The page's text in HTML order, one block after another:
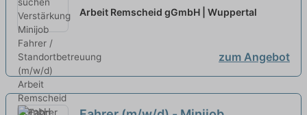
Fahrer / Standortbetreuung
Arbeit Remscheid gGmbH | Wuppertal
zum Angebot